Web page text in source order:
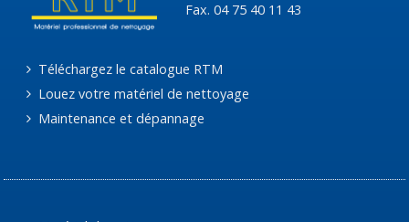
Fax. 04 75 40 11 43
Téléchargez le catalogue RTM
Louez votre matériel de nettoyage
Maintenance et dépannage